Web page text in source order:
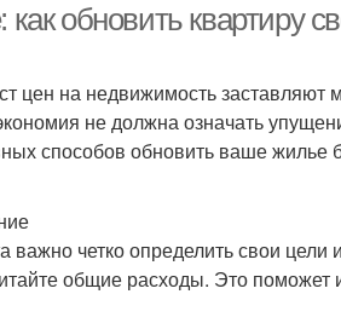
обновить квартиру
на недвижимость заставляют
не должна означать
способов обновить ваше жилье
четко определить свои
общие расходы. Это поможет